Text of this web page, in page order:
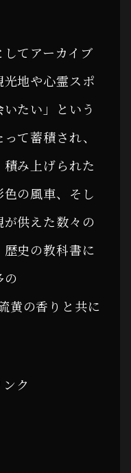
てアーカイブ
地や心霊スポ
たい」という
て蓄積され、
み上げられた
の風車、そし
供えた数々の
史の教科書に
の
黄の香りと共に
ク